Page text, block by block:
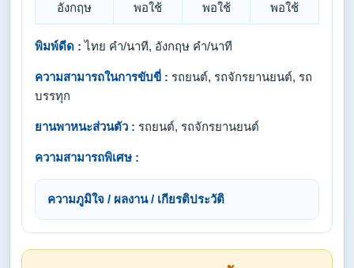
อังกฤษ พอใช้ พอใช้ พอใช้
พิมพ์ดีด : ไทย คำ/นาที, อังกฤษ คำ/นาที
ความสามารถในการขับขี่ : รถยนต์, รถจักรยานยนต์, รถ
บรรทุก
ยานพาหนะส่วนตัว : รถยนต์, รถจักรยานยนต์
ความสามารถพิเศษ :
ความภูมิใจ / ผลงาน / เกียรติประวัติ